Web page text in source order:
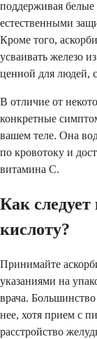
поддерживая белые
естественными
Кроме того,
усваивать железо
ценной для людей,
В отличие от
конкретные
вашем теле. Она
по кровотоку и
витамина C.
Как
кислоту?
Принимайте
указаниями на
врача.
нее, хотя прием с
расстройство